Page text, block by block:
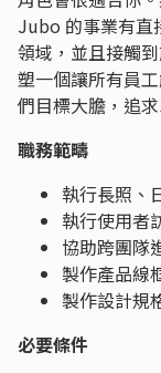
Jubo 的事業有直
領域，並且接觸
塑一個讓所有員
們目標大膽，追求
職務範疇
執行長照、
執行使用者
協助跨團隊
製作產品線
製作設計規
必要條件